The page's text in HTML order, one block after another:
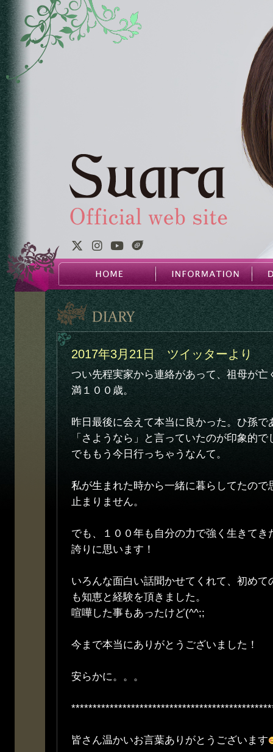
2017年3月21日 ツイッターより
つい先程実家から連絡があって、祖母が亡
満１００歳。
昨日最後に会えて本当に良かった。ひ孫で
「さようなら」と言っていたのが印象的で
でももう今日行っちゃうなんて。
私が生まれた時から一緒に暮らしてたので
止まりません。
でも、１００年も自分の力で強く生きてき
誇りに思います！
いろんな面白い話聞かせてくれて、初めて
も知恵と経験を頂きました。
喧嘩した事もあったけど(^^;;
今まで本当にありがとうございました！
安らかに。。。
皆さん温かいお言葉ありがとうございます